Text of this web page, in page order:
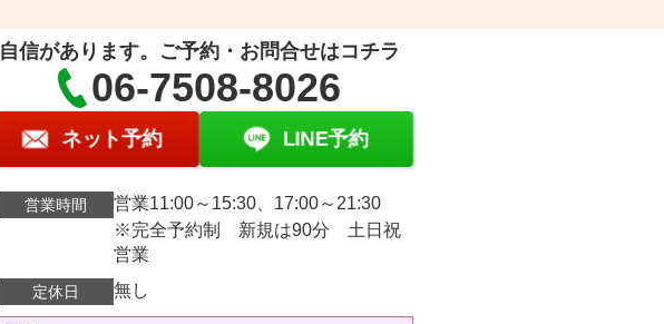
自信があります。ご予約・お問合せはコチラ
06-7508-8026
ネット予約 LINE予約
営業時間
営業11:00～15:30、17:00～21:30
※完全予約制 新規は90分 土日祝
営業
定休日 無し